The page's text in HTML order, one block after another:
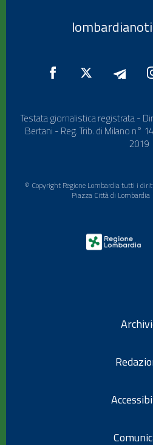
Testata giornalistica registrata -
Bertani - Reg. Trib. di Milano n°
2019
© Copyright Regione Lombardia tutti i
Piazza Città di